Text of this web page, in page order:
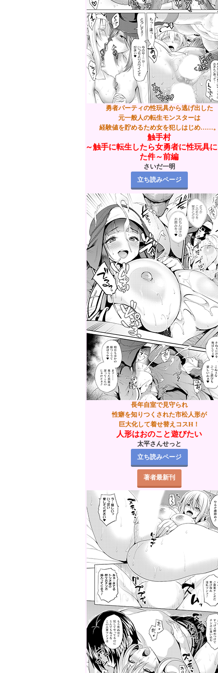
勇者パーティの性玩具から逃げ出した
元一般人の転生モンスターは
経験値を貯めるため女を犯しはじめ……
触手村
～触手に転生したら女勇者に性玩具
た件～前編
さいだ一明
立ち読みページ
長年自室で見守られ
性癖を知りつくされた市松人形が
巨大化して着せ替えコスH！
人形はおのこと遊びたい
太平さんせっと
立ち読みページ
著者最新刊